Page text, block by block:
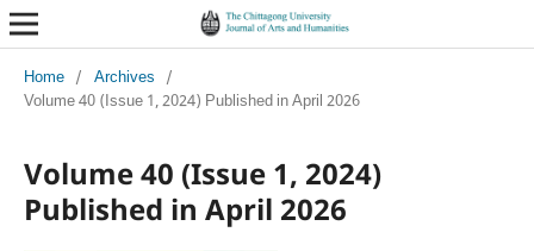
Home / Archives
/
Volume 40 (Issue 1, 2024) Published in April 2026
Volume 40 (Issue 1, 2024)
Published in April 2026